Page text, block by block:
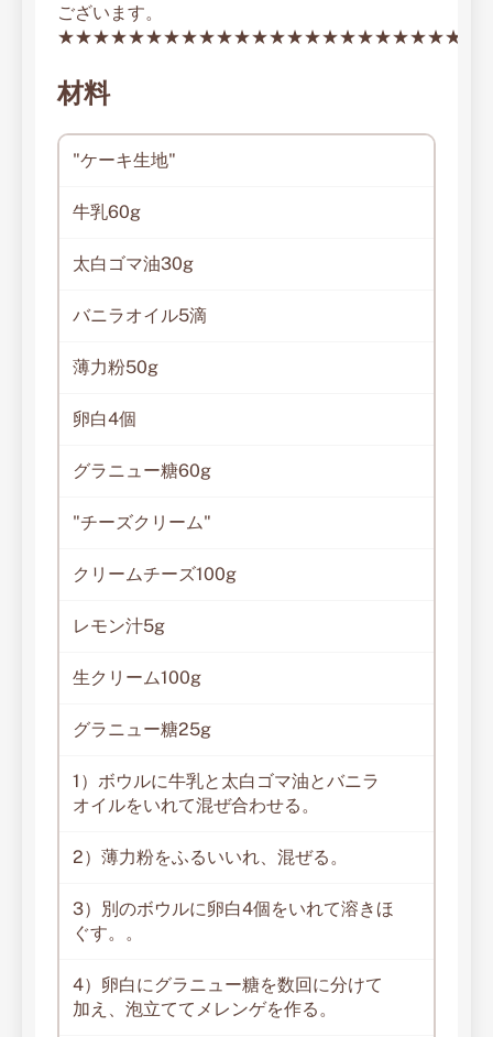
ございます。
材料
"ケーキ生地"
牛乳60g
太白ゴマ油30g
バニラオイル5滴
薄力粉50g
卵白4個
グラニュー糖60g
"チーズクリーム"
クリームチーズ100g
レモン汁5g
生クリーム100g
グラニュー糖25g
1）ボウルに牛乳と太白ゴマ油とバニラ
オイルをいれて混ぜ合わせる。
2）薄力粉をふるいいれ、混ぜる。
3）別のボウルに卵白4個をいれて溶きほ
ぐす。。
4）卵白にグラニュー糖を数回に分けて
加え、泡立ててメレンゲを作る。